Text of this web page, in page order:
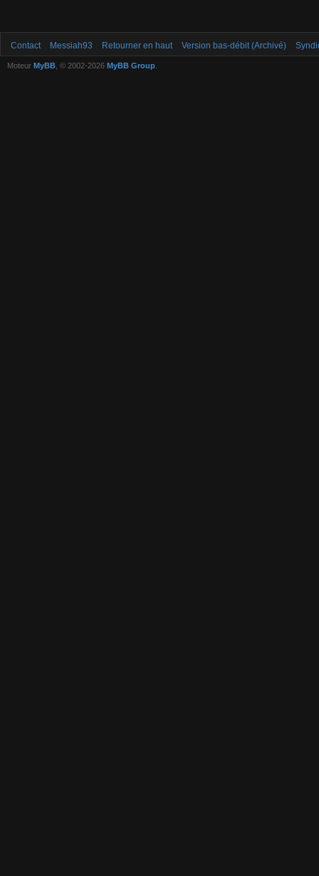
Contact Messiah93 Retourner en haut Version bas-débit (Archivé)
Moteur MyBB , © 2002-2026 MyBB Group